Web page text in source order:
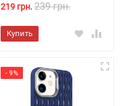
219 грн. 239 грн.
Купить
- 9%